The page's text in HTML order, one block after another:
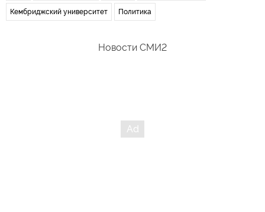
Кембриджский университет Политика
Новости СМИ2